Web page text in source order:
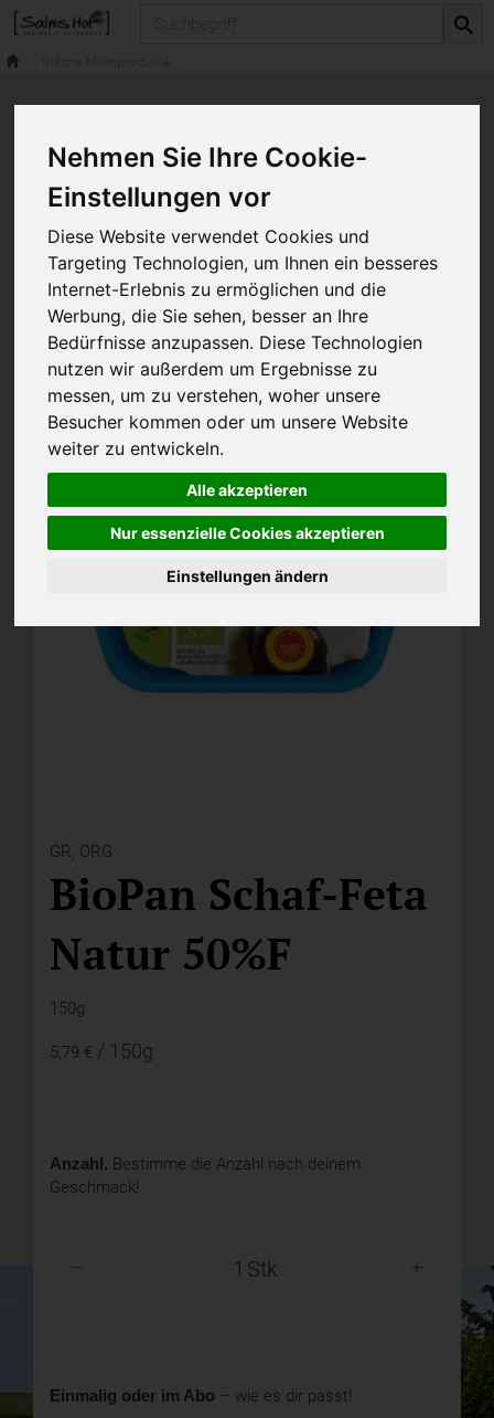
Nehmen Sie Ihre Cookie-
Einstellungen vor
Diese Website verwendet Cookies und
Targeting Technologien, um Ihnen ein besseres
Internet-Erlebnis zu ermöglichen und die
Werbung, die Sie sehen, besser an Ihre
Bedürfnisse anzupassen. Diese Technologien
nutzen wir außerdem um Ergebnisse zu
messen, um zu verstehen, woher unsere
Besucher kommen oder um unsere Website
weiter zu entwickeln.
Alle akzeptieren
Nur essenzielle Cookies akzeptieren
Einstellungen ändern
GR, ORG
BioPan Schaf-Feta
Natur 50%F
150g
5,79 € / 150g
Anzahl. Bestimme die Anzahl nach deinem
Geschmack!
Stk
Einmalig oder im Abo – wie es dir passt!